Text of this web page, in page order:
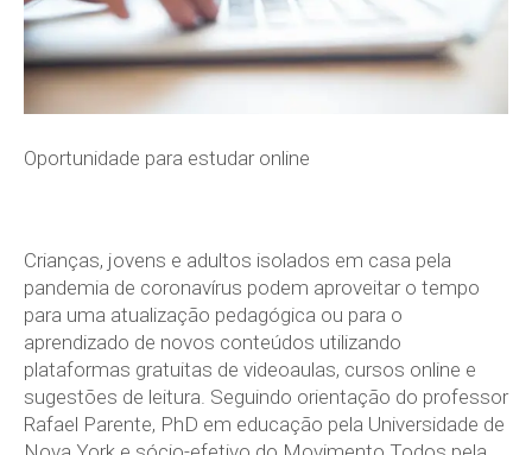
Oportunidade para estudar online
Crianças, jovens e adultos isolados em casa pela
pandemia de coronavírus podem aproveitar o tempo
para uma atualização pedagógica ou para o
aprendizado de novos conteúdos utilizando
plataformas gratuitas de videoaulas, cursos online e
sugestões de leitura. Seguindo orientação do professor
Rafael Parente, PhD em educação pela Universidade de